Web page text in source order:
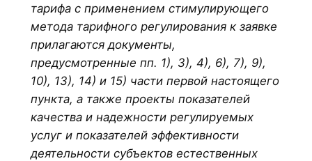
тарифа с применением стимулирующего
метода тарифного регулирования к заявке
прилагаются документы,
предусмотренные пп. 1), 3), 4), 6), 7), 9),
10), 13), 14) и 15) части первой настоящего
пункта, а также проекты показателей
качества и надежности регулируемых
услуг и показателей эффективности
деятельности субъектов естественных